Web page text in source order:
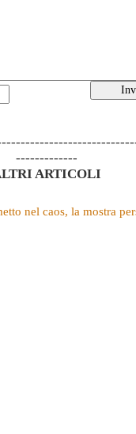
-------------
ARTICOLI
nel caos, la mostra